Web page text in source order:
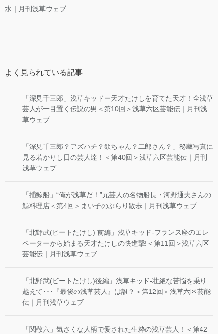
水｜月刊浅草ウェブ
よく見られている記事
「深見千三郎」浅草キッドー天才たけしを育てた天才！全浅草
芸人が一目置く伝説の男＜第10回＞浅草六区芸能伝｜月刊浅
草ウェブ
「深見千三郎？アズハチ？欽ちゃん？二郎さん？」秘蔵写真に
見る若かりし日の芸人達！＜第40回＞浅草六区芸能伝｜月刊
浅草ウェブ
「捕鯨船」“俺が浅草だ！”元芸人の名物船長・河野通夫さんの
鯨料理店＜第4回＞まい子のぶらり散歩｜月刊浅草ウェブ
「北野武(ビートたけし) 前編」浅草キッド-フランス座のエレ
ベーターから始まる天才たけしの快進撃!＜第11回＞浅草六区
芸能伝｜月刊浅草ウェブ
「北野武(ビートたけし)後編」浅草キッド-壮絶な苦悩を乗り
越えて･･･『最後の浅草芸人』は誰？＜第12回＞浅草六区芸能
伝｜月刊浅草ウェブ
「関敬六」気さくな人柄で愛された生粋の浅草芸人！＜第42